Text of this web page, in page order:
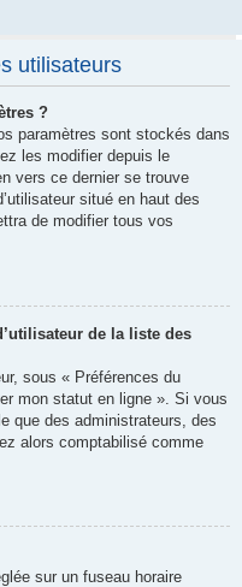
utilisateurs
?
paramètres sont stockés dans
les modifier depuis le
vers ce dernier se trouve
situé en haut des
de modifier tous vos
de la liste des
sous « Préférences du
mon statut en ligne ». Si vous
que des administrateurs, des
alors comptabilisé comme
sur un fuseau horaire